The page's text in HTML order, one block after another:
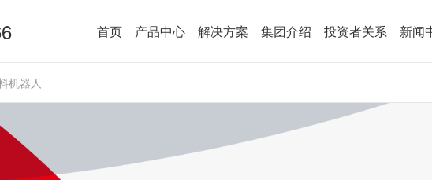
首页 产品中心 解决方案 集团介绍 投资者关系 新闻
机器人